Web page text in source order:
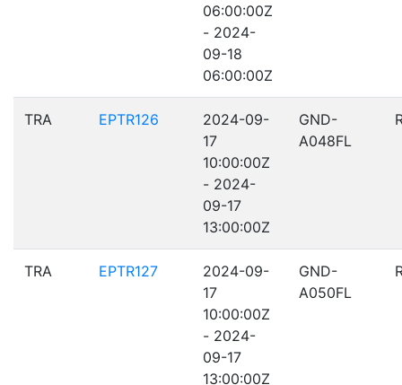
06:00:00Z
- 2024-
09-18
06:00:00Z
TRA EPTR126
2024-09-
17
10:00:00Z
- 2024-
09-17
13:00:00Z
GND-
A048FL
TRA EPTR127
2024-09-
17
10:00:00Z
- 2024-
09-17
13:00:00Z
GND-
A050FL